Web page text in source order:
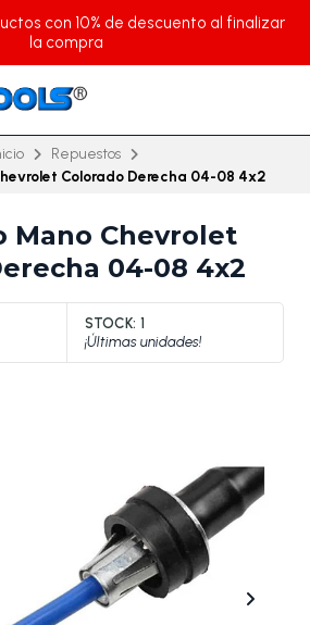
con 10% de descuento al finalizar
la compra
Repuestos
Colorado Derecha 04-08 4x2
Mano Chevrolet
04-08 4x2
STOCK: 1
¡Últimas unidades!